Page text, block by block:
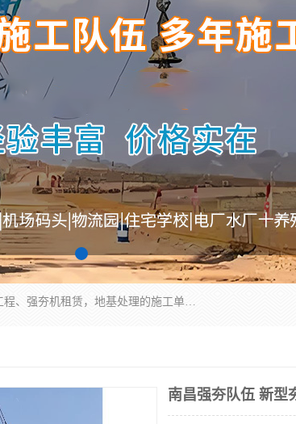
湖南业峻强夯基础工程有限公司是一家专业从事湖南强夯基础工程、强夯机租赁，地基处理的施工单位。业务覆盖：湖南、广东，江西等地。可承接1000KN.m-25000KN.m强夯（置换）工程。公司创始人是国内较早期从事强夯施工的建设者，经过多年的一步一个脚印的发展，在行业内具有较高的度和良好的口碑。
南昌强夯队伍 新型